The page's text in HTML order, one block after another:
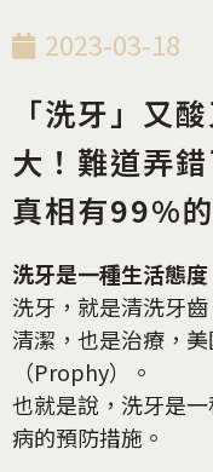
2023-03-18
「洗牙」又
大！難道弄
真相有99%
洗牙是一種生活態度
洗牙，就是清洗牙
清潔，也是治療，
（Prophy）。
也就是說，洗牙是
病的預防措施。